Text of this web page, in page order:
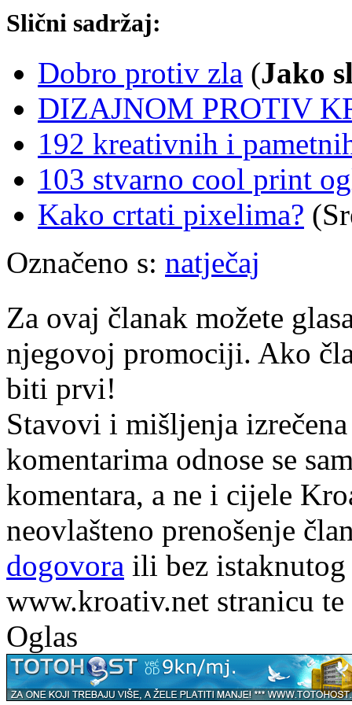
Slični sadržaj:
Dobro protiv zla (Jako
DIZAJNOM PROTIV
192 kreativnih i
103 stvarno cool print
Kako crtati pixelima?
Označeno s: natječaj
Za ovaj članak možete
njegovoj promociji. Ako
biti prvi!
Stavovi i mišljenja
komentarima odnose se
komentara, a ne i cijele
neovlašteno prenošenje
dogovora ili bez
www.kroativ.net stranicu te
Oglas